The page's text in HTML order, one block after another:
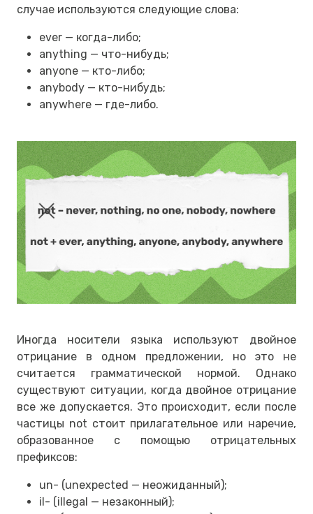
случае используются следующие слова:
ever — когда-либо;
anything — что-нибудь;
anyone — кто-либо;
anybody — кто-нибудь;
anywhere — где-либо.
Иногда носители языка используют двойное
отрицание в одном предложении, но это не
считается грамматической нормой. Однако
существуют ситуации, когда двойное отрицание
все же допускается. Это происходит, если после
частицы not стоит прилагательное или наречие,
образованное с помощью отрицательных
префиксов:
un- (unexpected — неожиданный);
il- (illegal — незаконный);